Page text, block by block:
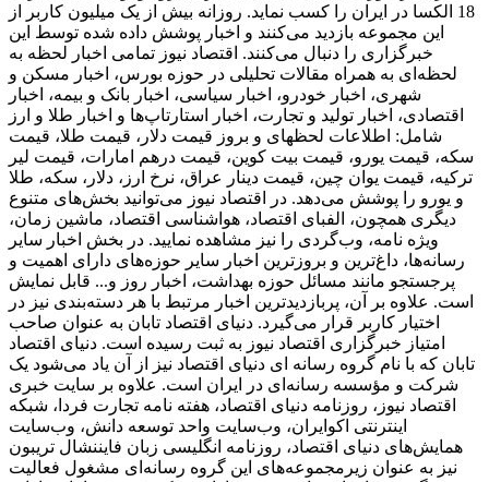
18 الکسا در ایران را کسب نماید. روزانه بیش از یک میلیون کاربر از
این مجموعه بازدید می‌کنند و اخبار پوشش داده شده توسط این
خبرگزاری را دنبال می‌کنند. اقتصاد نیوز تمامی اخبار لحظه به
لحظه‌ای به همراه مقالات تحلیلی در حوزه بورس، اخبار مسکن و
شهری، اخبار خودرو، اخبار سیاسی، اخبار بانک و بیمه، اخبار
اقتصادی، اخبار تولید و تجارت، اخبار استارتاپ‌ها و اخبار طلا و ارز
شامل: اطلاعات لحظهای و بروز قیمت دلار، قیمت طلا، قیمت
سکه، قیمت یورو، قیمت بیت کوین، قیمت درهم امارات، قیمت لیر
ترکیه، قیمت یوان چین، قیمت دینار عراق، نرخ ارز، دلار، سکه، طلا
و یورو را پوشش می‌دهد. در اقتصاد نیوز می‌توانید بخش‌های متنوع
دیگری همچون، الفبای اقتصاد، هواشناسی اقتصاد، ماشین زمان،
ویژه نامه، وب‌گردی را نیز مشاهده نمایید. در بخش اخبار سایر
رسانه‌ها، داغ‌ترین و بروزترین اخبار سایر حوزه‌های دارای اهمیت و
پرجستجو مانند مسائل حوزه بهداشت، اخبار روز و... قابل نمایش
است. علاوه بر آن، پربازدیدترین اخبار مرتبط با هر دسته‌بندی نیز در
اختیار کاربر قرار می‌گیرد. دنیای اقتصاد تابان به عنوان صاحب
امتیاز خبرگزاری اقتصاد نیوز به ثبت رسیده است. دنیای اقتصاد
تابان که با نام گروه رسانه ای دنیای اقتصاد نیز از آن یاد می‌شود یک
شرکت و مؤسسه رسانه‌ای در ایران است. علاوه بر سایت خبری
اقتصاد نیوز، روزنامه دنیای اقتصاد، هفته ‌نامه تجارت فردا، شبکه
اینترنتی اکوایران، وب‌سایت واحد توسعه دانش، وب‌سایت
همایش‌های دنیای اقتصاد، روزنامه انگلیسی ‌زبان فایننشال تریبون
نیز به عنوان زیرمجموعه‌های این گروه رسانه‌ای مشغول فعالیت